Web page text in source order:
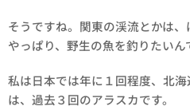
そうですね。関東の渓流とかは、
やっぱり、野生の魚を釣りたいん
私は日本では年に１回程度、北
は、過去３回のアラスカです。